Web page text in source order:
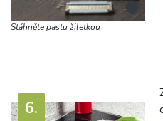
i
Stáhněte pastu žiletkou